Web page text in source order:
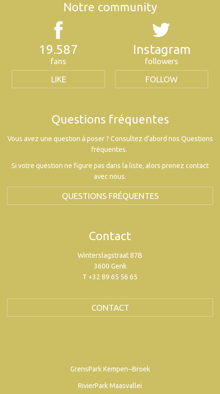
Notre community
19.587
fans
LIKE
Instagram
followers
FOLLOW
Questions fréquentes
Vous avez une question à poser ? Consultez d’abord nos Questions
fréquentes.
Si votre question ne figure pas dans la liste, alors prenez contact
avec nous.
QUESTIONS FRÉQUENTES
Contact
Winterslagstraat 87B
3600 Genk
T +32 89 65 56 65
CONTACT
GrensPark Kempen~Broek
RivierPark Maasvallei